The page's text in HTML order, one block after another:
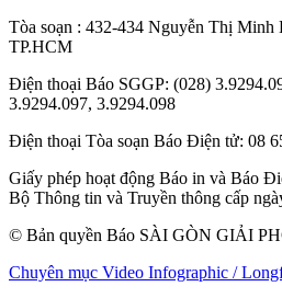
Tòa soạn : 432-434 Nguyễn Thị Minh
TP.HCM
Điện thoại Báo SGGP: (028)
3.9294.097, 3.9294.098
Điện thoại Tòa soạn Báo Điện tử: 08
Giấy phép hoạt động Báo in và Báo
Bộ Thông tin và Truyền thông cấp
© Bản quyền Báo SÀI GÒN GIẢI
Chuyên mục Video Infographic /